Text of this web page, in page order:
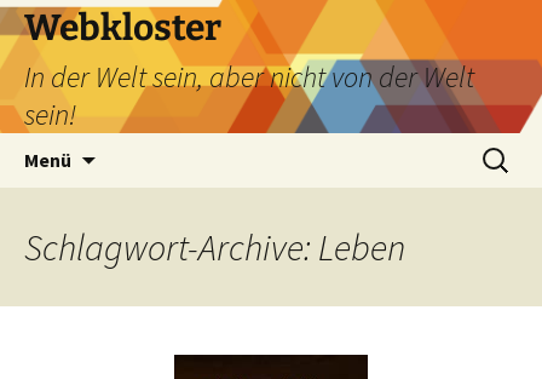
Webkloster
In der Welt sein, aber nicht von der Welt
sein!
Menü
Suchen
nach:
Schlagwort-Archive: Leben